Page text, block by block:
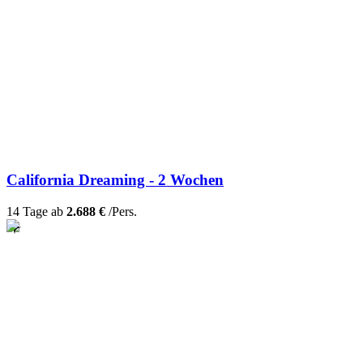
California Dreaming - 2 Wochen
14 Tage ab 2.688 € /Pers.